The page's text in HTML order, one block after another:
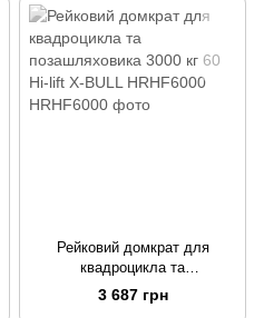
Рейковий домкрат для
квадроцикла та
позашляховика 3000 кг 60 Hi-
lift X-BULL HRHF6000
3 687 грн